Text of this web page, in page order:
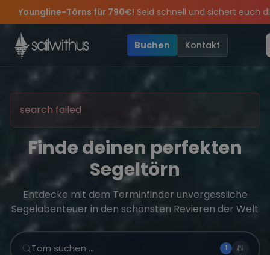
Skip to content
🔥Spätsommer Special:Am 05.09 alle Youngline-Törns
Sichere Dir jetztDein Meilenbuch und Deine sailwithus-
Verpass keineTörn-Updates, Insider-Tippsund exklusive
Season Closing Party 2026!Die Saison war legendär – wir
Buchen
Kontakt
search failed
Finde deinen perfekten
Segeltörn
Entdecke mit dem Terminfinder unvergessliche
Segelabenteuer in den schönsten Revieren der Welt
Törn suchen … 1